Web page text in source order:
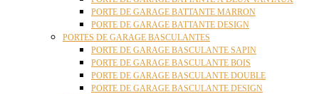
PORTE DE GARAGE BATTANTE MARRON
PORTE DE GARAGE BATTANTE DESIGN
PORTES DE GARAGE BASCULANTES
PORTE DE GARAGE BASCULANTE SAPIN
PORTE DE GARAGE BASCULANTE BOIS
PORTE DE GARAGE BASCULANTE DOUBLE
PORTE DE GARAGE BASCULANTE DESIGN